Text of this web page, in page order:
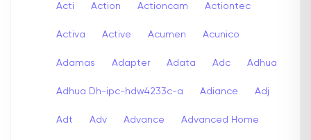
Acti Action Actioncam Actiontec
Activa Active Acumen Acunico
Adamas Adapter Adata Adc Adhua
Adhua Dh-ipc-hdw4233c-a Adiance Adj
Adt Adv Advance Advanced Home